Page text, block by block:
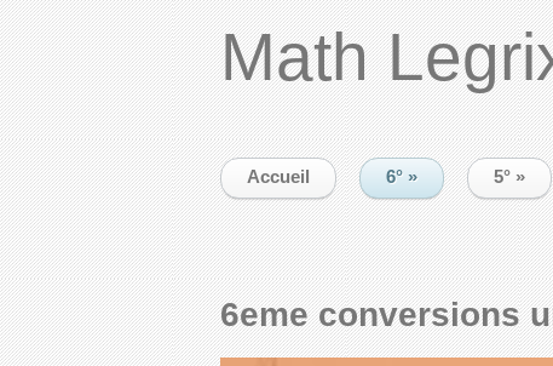
Math
Accueil 6° » 5° »
6eme conversions